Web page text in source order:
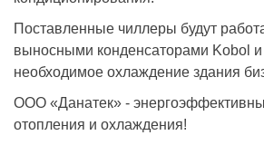
Поставленные чиллеры будут
выносными конденсаторами Kobol и
необходимое охлаждение здания
ООО «Данатек» -
отопления и охлаждения!